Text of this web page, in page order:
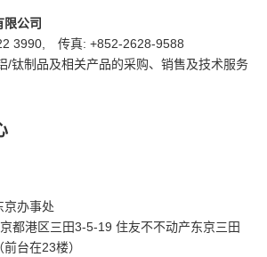
限公司
3990, 传真: +852-2628-9588
/钛制品及相关产品的采购、销售及技术服务
京办事处
都港区三田3-5-19 住友不不动产东京三田
台在23楼）